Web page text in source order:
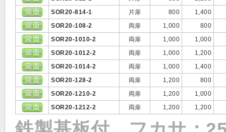
SOR20-814-1
片扉 800
1,400
SOR20-108-2
両扉 1,000
800
SOR20-1010-2
両扉 1,000
1,000
SOR20-1012-2
両扉 1,000
1,200
SOR20-1014-2
両扉 1,000
1,400
SOR20-128-2
両扉 1,200
800
SOR20-1210-2
両扉 1,200
1,000
SOR20-1212-2
両扉 1,200 1,200